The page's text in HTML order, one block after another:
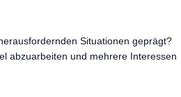
Situationen geprägt?
abzuarbeiten und mehrere Interessen